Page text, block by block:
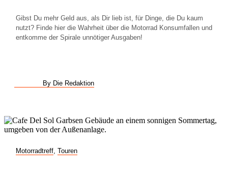
Gibst Du mehr Geld aus, als Dir lieb ist, für Dinge, die Du kaum
nutzt? Finde hier die Wahrheit über die Motorrad Konsumfallen und
entkomme der Spirale unnötiger Ausgaben!
By Die Redaktion
Motorradtreff Touren